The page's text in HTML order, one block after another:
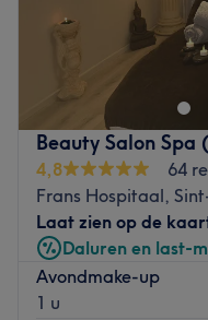
Centraal gelegen in
Rocher Leuven. Hier
en
doeltreffendheid en
behandelingen met
Rocher welke niet op
verwennen met een
een dagje uit en
shopsessie.
Beauty Salon Spa
4,8
64
Frans Hospitaal,
Laat zien op de
Daluren en last-
Avondmake-up
1 u